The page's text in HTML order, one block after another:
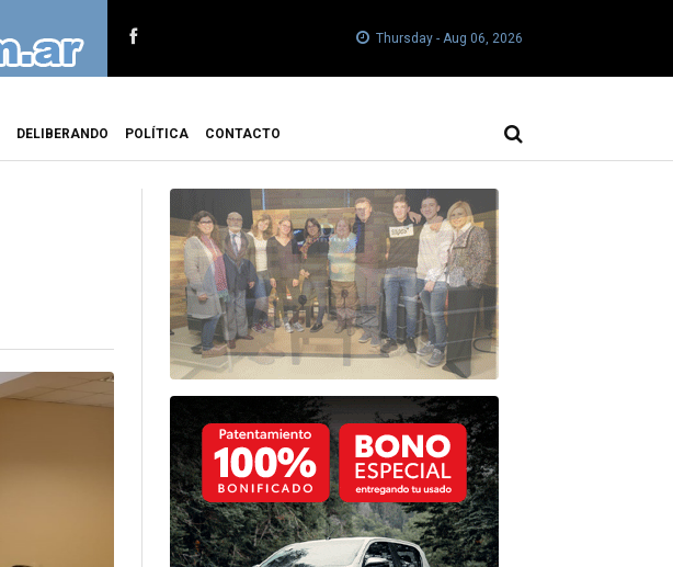
Thursday - Aug 06, 2026
DELIBERANDO POLÍTICA CONTACTO